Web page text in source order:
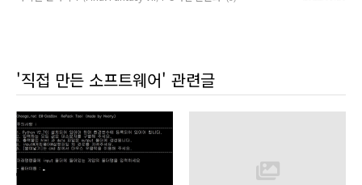
'직접 만든 소프트웨어' 관련글